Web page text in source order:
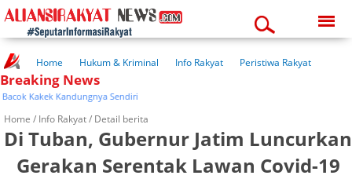
10:56:27 am
Home Hukum & Kriminal Info Rakyat
Peristiwa Rakyat
Kuliner Rakyat
Wisata Rakyat
Pendidikan
Kesehatan
Breaking News
Kakek Kandungnya Sendiri
Home / Info Rakyat/ Detail berita
Di Tuban, Gubernur Jatim Luncurkan
Gerakan Serentak Lawan Covid-19